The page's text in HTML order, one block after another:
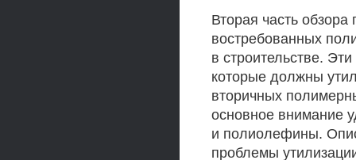
Вторая часть
востребованных
в строительстве.
которые должны
вторичных
основное внимание
и полиолефины.
проблемы